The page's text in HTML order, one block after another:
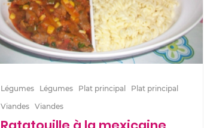
Légumes Légumes Plat principal
Plat principal
Viandes Viandes